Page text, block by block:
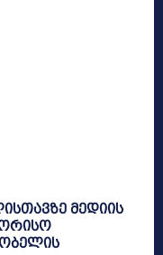
მედიის